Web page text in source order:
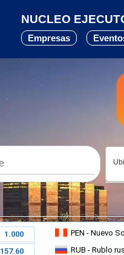
NUCLEO
Empresas
PEN - Nuevo Sol
RUB - Rublo